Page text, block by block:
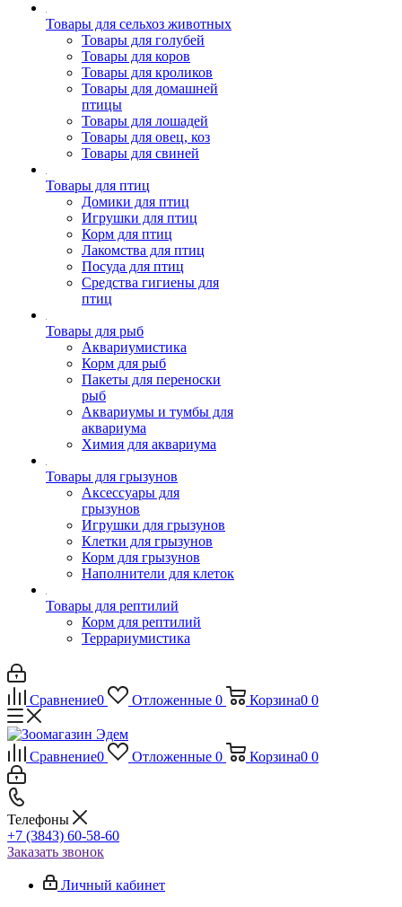
Товары для сельхоз животных
Товары для голубей
Товары для коров
Товары для кроликов
Товары для домашней
птицы
Товары для лошадей
Товары для овец, коз
Товары для свиней
Товары для птиц
Домики для птиц
Игрушки для птиц
Корм для птиц
Лакомства для птиц
Посуда для птиц
Средства гигиены для
птиц
Товары для рыб
Аквариумистика
Корм для рыб
Пакеты для переноски
рыб
Аквариумы и тумбы для
аквариума
Химия для аквариума
Товары для грызунов
Аксессуары для
грызунов
Игрушки для грызунов
Клетки для грызунов
Корм для грызунов
Наполнители для клеток
Товары для рептилий
Корм для рептилий
Террариумистика
Сравнение0 Отложенные 0 Корзина0 0
Сравнение0 Отложенные 0 Корзина0 0
Телефоны
+7 (3843) 60-58-60
Заказать звонок
Личный кабинет